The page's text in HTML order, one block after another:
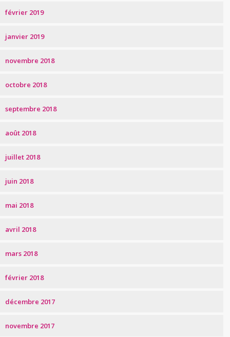
février 2019
janvier 2019
novembre 2018
octobre 2018
septembre 2018
août 2018
juillet 2018
juin 2018
mai 2018
avril 2018
mars 2018
février 2018
décembre 2017
novembre 2017